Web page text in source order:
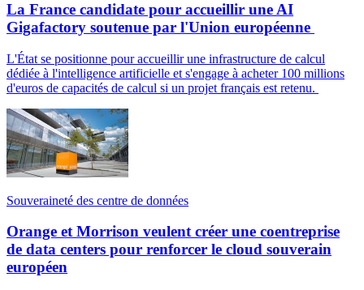
La France candidate pour accueillir une AI
Gigafactory soutenue par l'Union européenne
L'État se positionne pour accueillir une infrastructure de calcul
dédiée à l'intelligence artificielle et s'engage à acheter 100 millions
d'euros de capacités de calcul si un projet français est retenu.
Souveraineté des centre de données
Orange et Morrison veulent créer une coentreprise
de data centers pour renforcer le cloud souverain
européen